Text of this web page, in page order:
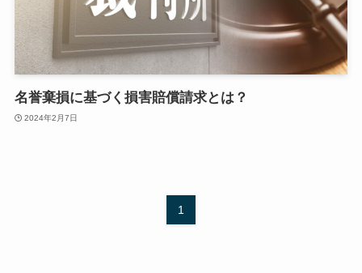
名誉棄損に基づく損害賠償請求とは？
2024年2月7日
1